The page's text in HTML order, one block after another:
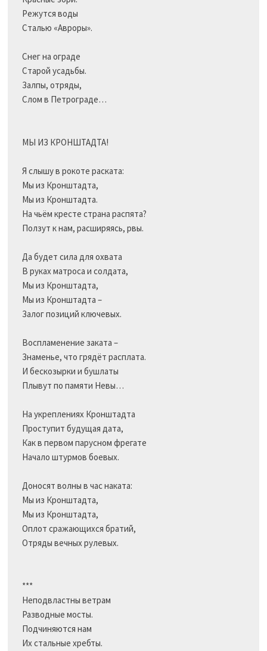
Режутся воды
Сталью «Авроры».
Снег на ограде
Старой усадьбы.
Залпы, отряды,
Слом в Петрограде…
МЫ ИЗ КРОНШТАДТА!
Я слышу в рокоте раската:
Мы из Кронштадта,
Мы из Кронштадта.
На чьём кресте страна распята?
Ползут к нам, расширяясь, рвы.
Да будет сила для охвата
В руках матроса и солдата,
Мы из Кронштадта,
Мы из Кронштадта –
Залог позиций ключевых.
Воспламенение заката –
Знаменье, что грядёт расплата.
И бескозырки и бушлаты
Плывут по памяти Невы…
На укреплениях Кронштадта
Проступит будущая дата,
Как в первом парусном фрегате
Начало штурмов боевых.
Доносят волны в час наката:
Мы из Кронштадта,
Мы из Кронштадта,
Оплот сражающихся братий,
Отряды вечных рулевых.
***
Неподвластны ветрам
Разводные мосты.
Подчиняются нам
Их стальные хребты.